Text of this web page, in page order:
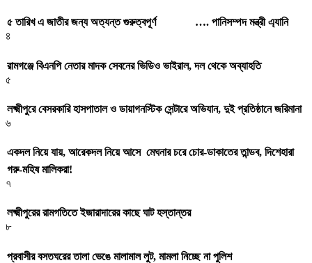
৫ তারিখ এ জাতীর জন্য অত্যন্ত গুরুত্বপূর্ণ …. পানিসম্পদ মন্ত্রী এ্যানি
৪
রামগঞ্জে বিএনপি নেতার মাদক সেবনের ভিডিও ভাইরাল, দল থেকে অব্যাহতি
৫
লক্ষ্মীপুরে বেসরকারি হাসপাতাল ও ডায়াগনস্টিক সেন্টারে অভিযান, দুই প্রতিষ্ঠানে জরিমানা
৬
একদল নিয়ে যায়, আরেকদল নিয়ে আসে মেঘনার চরে চোর-ডাকাতের তান্ডব, দিশেহারা
গরু-মহিষ মালিকরা!
৭
লক্ষ্মীপুরের রামগতিতে ইজারাদারের কাছে ঘাট হস্তান্তর
৮
প্রবাসীর বসতঘরের তালা ভেঙে মালামাল লুট, মামলা নিচ্ছে না পুলিশ